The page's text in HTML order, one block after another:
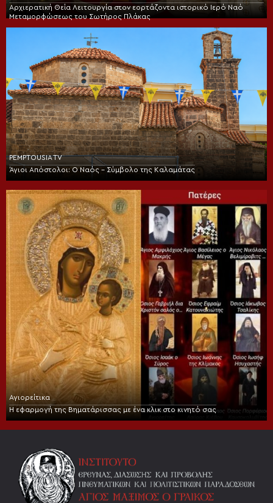
Αρχιερατική Θεία Λειτουργία στον εορτάζοντα ιστορικό Ιερό Ναό
Μεταμορφώσεως του Σωτήρος Πλάκας
PEMPTOUSIA TV
Άγιοι Απόστολοι: Ο Ναός – Σύμβολο της Καλαμάτας
Αγιορείτικα
Η εφαρμογή της Βηματάρισσας με ένα κλικ στο κινητό σας